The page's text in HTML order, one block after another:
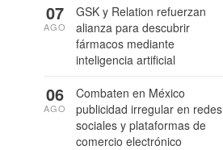
GSK y Relation refuerzan
alianza para descubrir
fármacos mediante
inteligencia artificial
07
AGO
Combaten en México
publicidad irregular en redes
sociales y plataformas de
comercio electrónico
06
AGO